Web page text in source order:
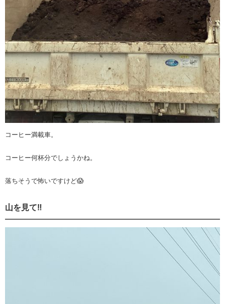
コーヒー満載車。
コーヒー何杯分でしょうかね。
落ちそうで怖いですけど😱
山を見て‼️